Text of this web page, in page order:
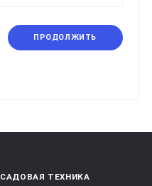
ПРОДОЛЖИТЬ
САДОВАЯ ТЕХНИКА